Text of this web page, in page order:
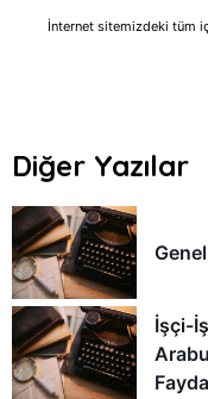
İnternet sitemizdeki tüm
Diğer Yazılar
İşçi-